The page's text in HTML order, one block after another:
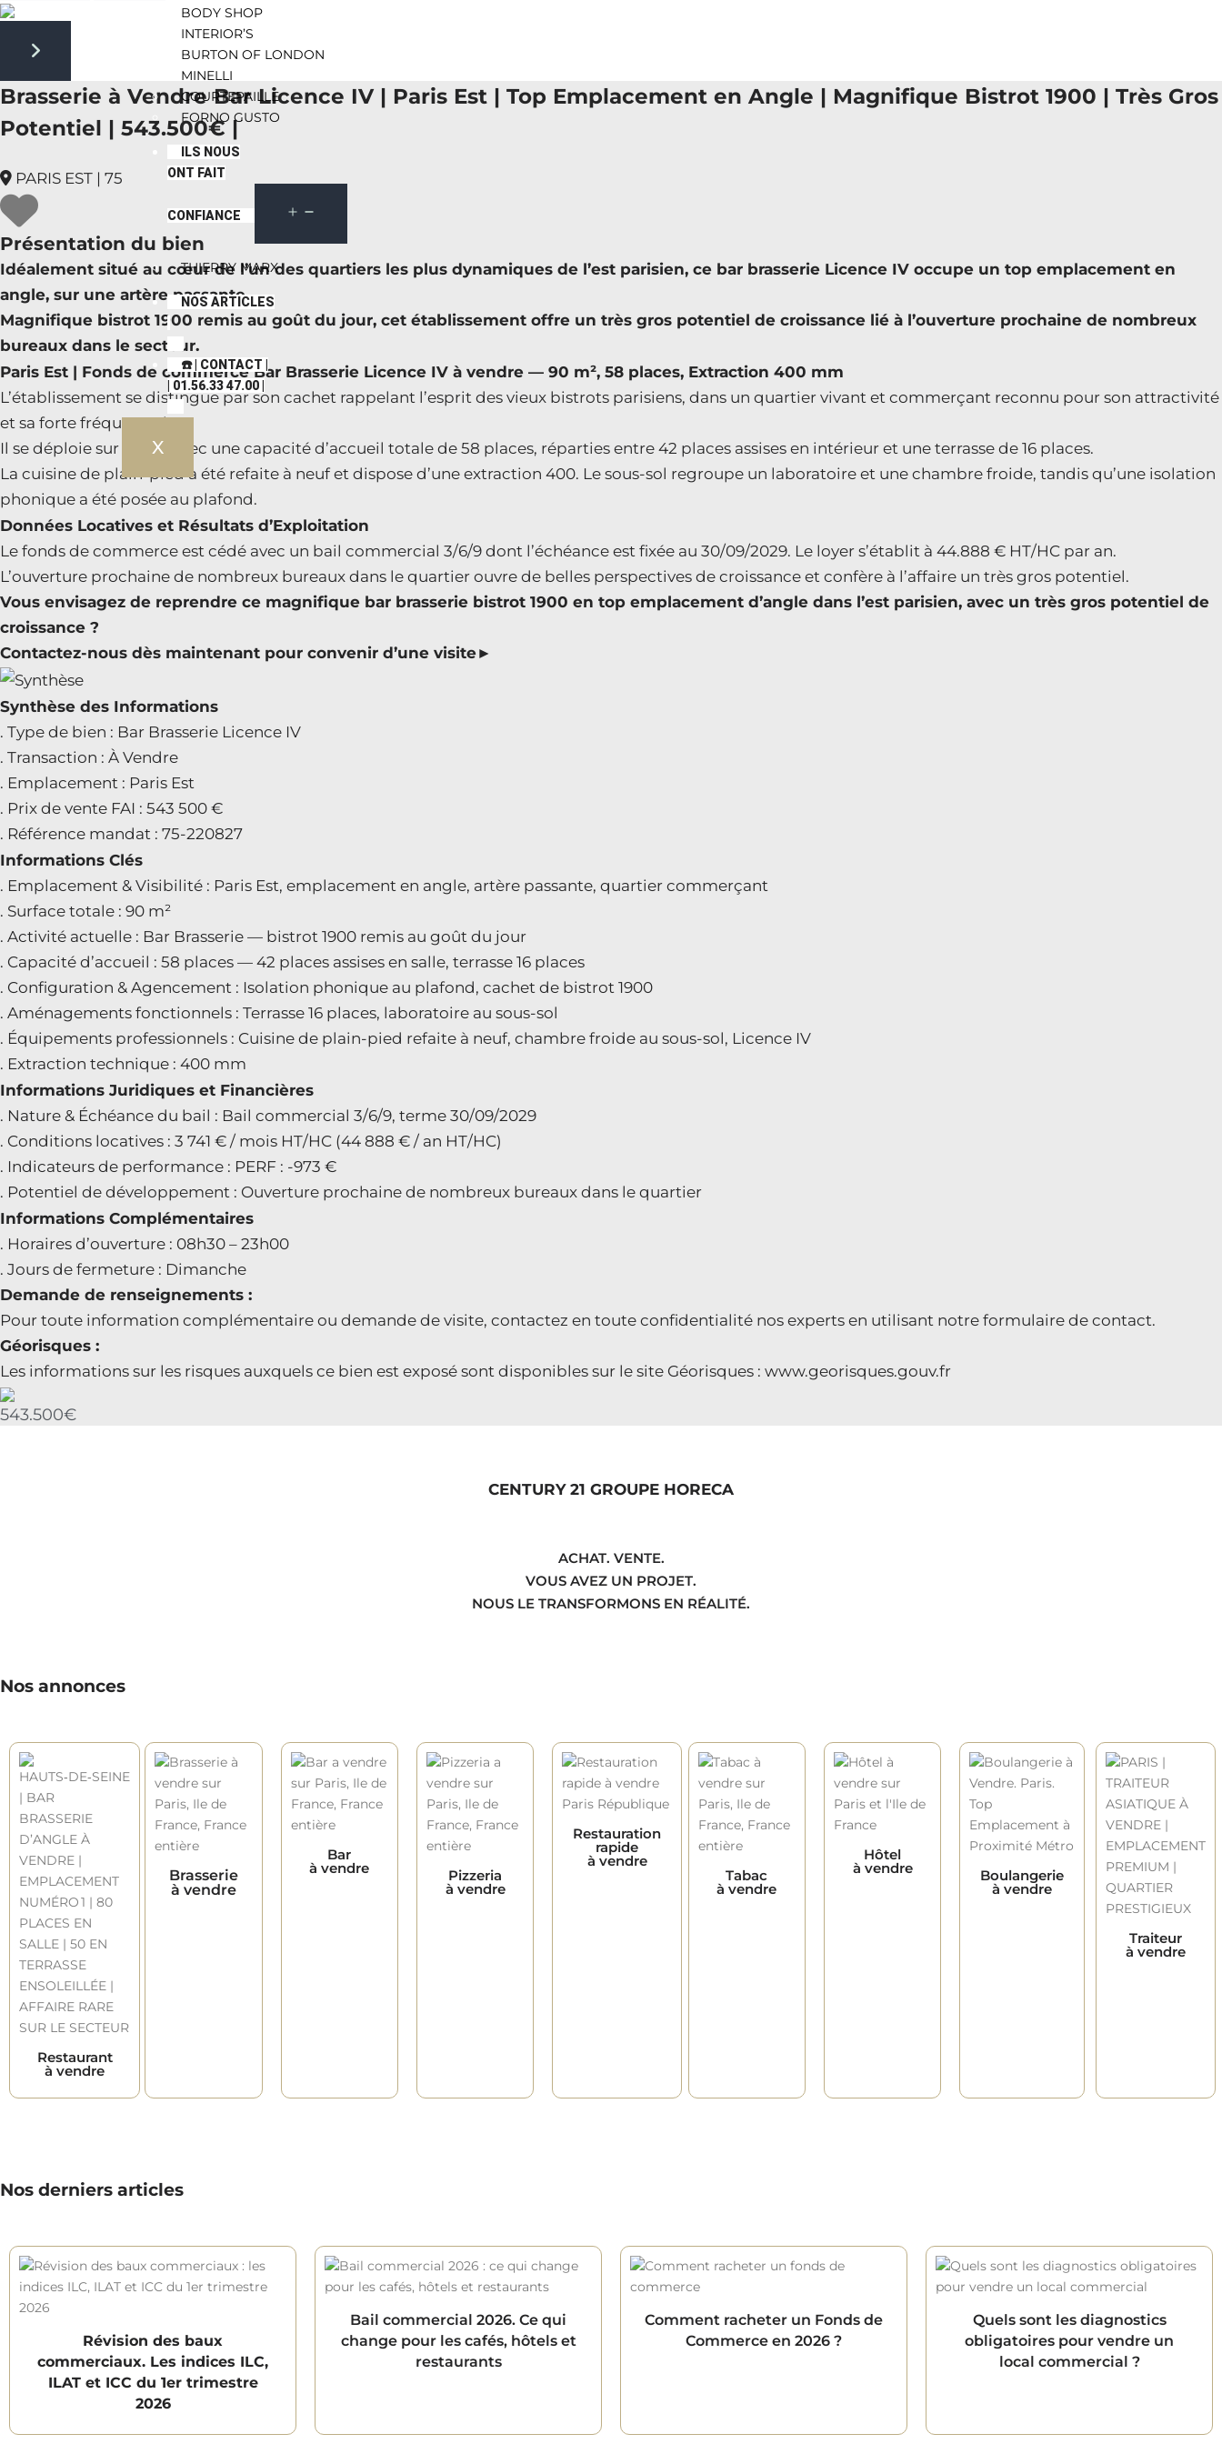
BODY SHOP
INTERIOR’S
BURTON OF LONDON
MINELLI
COURTEPAILLE
FORNO GUSTO
ILS NOUS
ONT FAIT
CONFIANCE
THIERRY MARX
NOS ARTICLES
☎️ | CONTACT |
| 01.56.33 47.00 |
X
Next slide
Brasserie à Vendre Bar Licence IV | Paris Est | Top Emplacement en Angle | Magnifique Bistrot 1900 | Très Gros
Potentiel | 543.500€ |
PARIS EST | 75
Présentation du bien
Idéalement situé au cœur de l’un des quartiers les plus dynamiques de l’est parisien, ce bar brasserie Licence IV occupe un top emplacement en
angle, sur une artère passante.
Magnifique bistrot 1900 remis au goût du jour, cet établissement offre un très gros potentiel de croissance lié à l’ouverture prochaine de nombreux
bureaux dans le secteur.
Paris Est | Fonds de commerce Bar Brasserie Licence IV à vendre — 90 m², 58 places, Extraction 400 mm
L’établissement se distingue par son cachet rappelant l’esprit des vieux bistrots parisiens, dans un quartier vivant et commerçant reconnu pour son attractivité
et sa forte fréquentation.
Il se déploie sur 90 m² avec une capacité d’accueil totale de 58 places, réparties entre 42 places assises en intérieur et une terrasse de 16 places.
La cuisine de plain-pied a été refaite à neuf et dispose d’une extraction 400. Le sous-sol regroupe un laboratoire et une chambre froide, tandis qu’une isolation
phonique a été posée au plafond.
Données Locatives et Résultats d’Exploitation
Le fonds de commerce est cédé avec un bail commercial 3/6/9 dont l’échéance est fixée au 30/09/2029. Le loyer s’établit à 44.888 € HT/HC par an.
L’ouverture prochaine de nombreux bureaux dans le quartier ouvre de belles perspectives de croissance et confère à l’affaire un très gros potentiel.
Vous envisagez de reprendre ce magnifique bar brasserie bistrot 1900 en top emplacement d’angle dans l’est parisien, avec un très gros potentiel de
croissance ?
Contactez-nous dès maintenant pour convenir d’une visite►
Synthèse des Informations
. Type de bien : Bar Brasserie Licence IV
. Transaction : À Vendre
. Emplacement : Paris Est
. Prix de vente FAI : 543 500 €
. Référence mandat : 75-220827
Informations Clés
. Emplacement & Visibilité : Paris Est, emplacement en angle, artère passante, quartier commerçant
. Surface totale : 90 m²
. Activité actuelle : Bar Brasserie — bistrot 1900 remis au goût du jour
. Capacité d’accueil : 58 places — 42 places assises en salle, terrasse 16 places
. Configuration & Agencement : Isolation phonique au plafond, cachet de bistrot 1900
. Aménagements fonctionnels : Terrasse 16 places, laboratoire au sous-sol
. Équipements professionnels : Cuisine de plain-pied refaite à neuf, chambre froide au sous-sol, Licence IV
. Extraction technique : 400 mm
Informations Juridiques et Financières
. Nature & Échéance du bail : Bail commercial 3/6/9, terme 30/09/2029
. Conditions locatives : 3 741 € / mois HT/HC (44 888 € / an HT/HC)
. Indicateurs de performance : PERF : -973 €
. Potentiel de développement : Ouverture prochaine de nombreux bureaux dans le quartier
Informations Complémentaires
. Horaires d’ouverture : 08h30 – 23h00
. Jours de fermeture : Dimanche
Demande de renseignements :
Pour toute information complémentaire ou demande de visite, contactez en toute confidentialité nos experts en utilisant notre formulaire de contact.
Géorisques :
Les informations sur les risques auxquels ce bien est exposé sont disponibles sur le site Géorisques : www.georisques.gouv.fr
543.500€
CENTURY 21 GROUPE HORECA
ACHAT. VENTE.
VOUS AVEZ UN PROJET.
NOUS LE TRANSFORMONS EN RÉALITÉ.
Nos annonces
Restaurant
à vendre
Brasserie
à vendre
Bar
à vendre Pizzeria
à vendre
Restauration
rapide
à vendre
Tabac
à vendre
Hôtel
à vendre Boulangerie
à vendre
Traiteur
à vendre
Nos derniers articles
Révision des baux
commerciaux. Les indices ILC,
ILAT et ICC du 1er trimestre
2026
Bail commercial 2026. Ce qui
change pour les cafés, hôtels et
restaurants
Comment racheter un Fonds de
Commerce en 2026 ?
Quels sont les diagnostics
obligatoires pour vendre un
local commercial ?